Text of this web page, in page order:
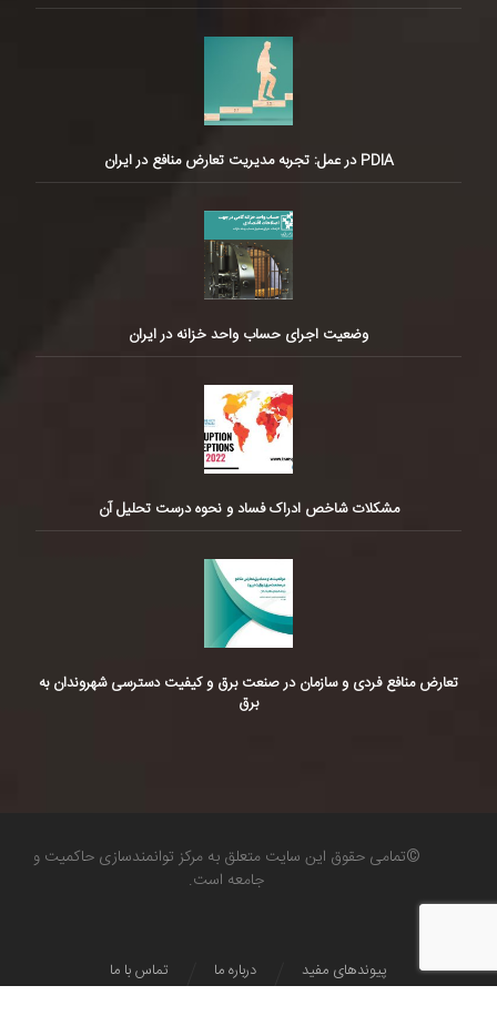
PDIA در عمل: تجربه مدیریت تعارض منافع در ایران
وضعیت اجرای حساب واحد خزانه در ایران
مشکلات شاخص ادراک فساد و نحوه درست تحلیل آن
تعارض منافع فردی و سازمان در صنعت برق و کیفیت دسترسی شهروندان به
برق
©تمامی حقوق این سایت متعلق به مرکز توانمندسازی حاکمیت و
جامعه است.
تماس با ما درباره ما پیوندهای مفید